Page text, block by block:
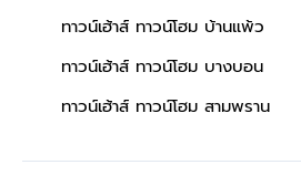
ทาวน์เฮ้าส์ ทาวน์โฮม บ้านแพ้ว
ทาวน์เฮ้าส์ ทาวน์โฮม บางบอน
ทาวน์เฮ้าส์ ทาวน์โฮม สามพราน